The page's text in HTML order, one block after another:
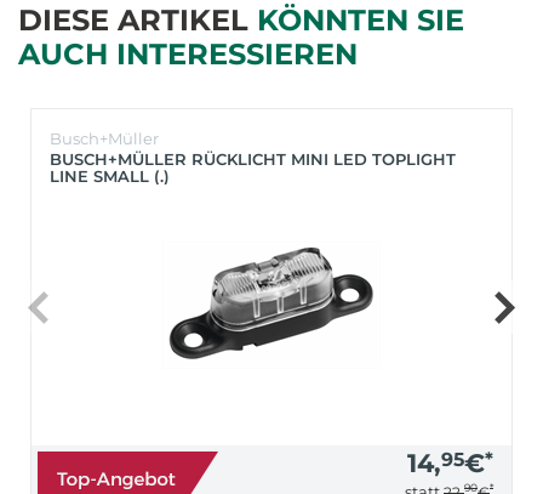
DIESE ARTIKEL KÖNNTEN SIE
AUCH INTERESSIEREN
Busch+Müller
BUSCH+MÜLLER RÜCKLICHT MINI LED TOPLIGHT
LINE SMALL (.)
14,95€*
90 *